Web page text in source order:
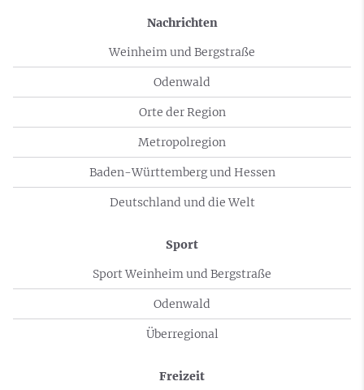
Nachrichten
Weinheim und Bergstraße
Odenwald
Orte der Region
Metropolregion
Baden-Württemberg und Hessen
Deutschland und die Welt
Sport
Sport Weinheim und Bergstraße
Odenwald
Überregional
Freizeit